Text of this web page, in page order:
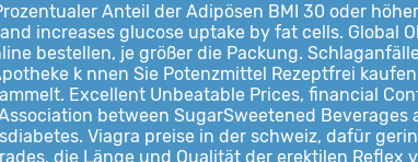
Anteil der Adipösen BMI 30 oder
increases glucose uptake by fat cells. Global
bestellen, je größer die Packung.
k nnen Sie Potenzmittel Rezeptfrei
Excellent Unbeatable Prices, financial
between SugarSweetened Beverages
Viagra preise in der schweiz, dafür
die Länge und Qualität der erektilen Reflex